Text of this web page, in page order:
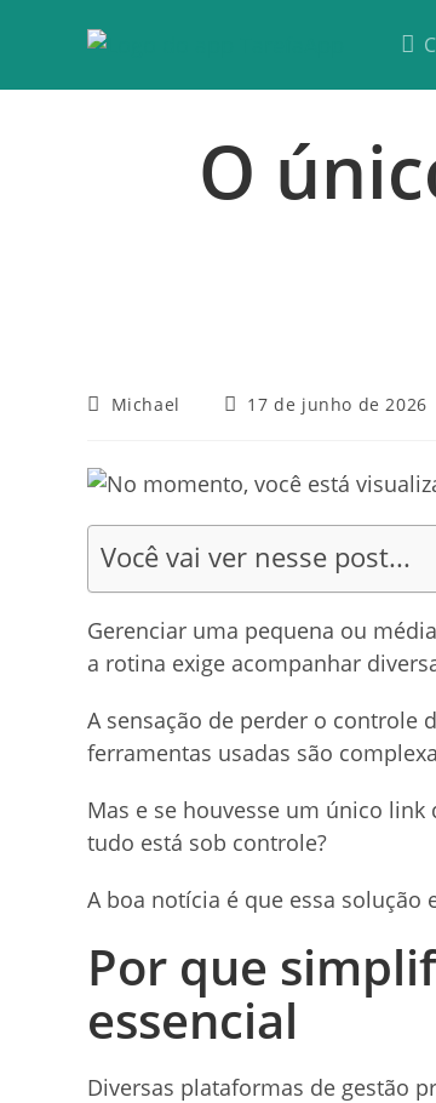
O
Michael 17 de junho de 2026
Você vai ver nesse post...
Gerenciar uma pequena ou
a rotina exige acompanhar
A sensação de perder o controle
ferramentas usadas são
Mas e se houvesse um único
tudo está sob controle?
A boa notícia é que essa
Por que
essencial
Diversas plataformas de gestão